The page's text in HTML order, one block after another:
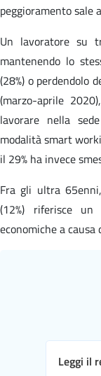
peggioramento sale
Un lavoratore su
mantenendo lo
(28%) o perdendolo
(marzo-aprile
lavorare nella
modalità smart
il 29% ha invece
Fra gli ultra
(12%) riferisce un
economiche a
Leggi il